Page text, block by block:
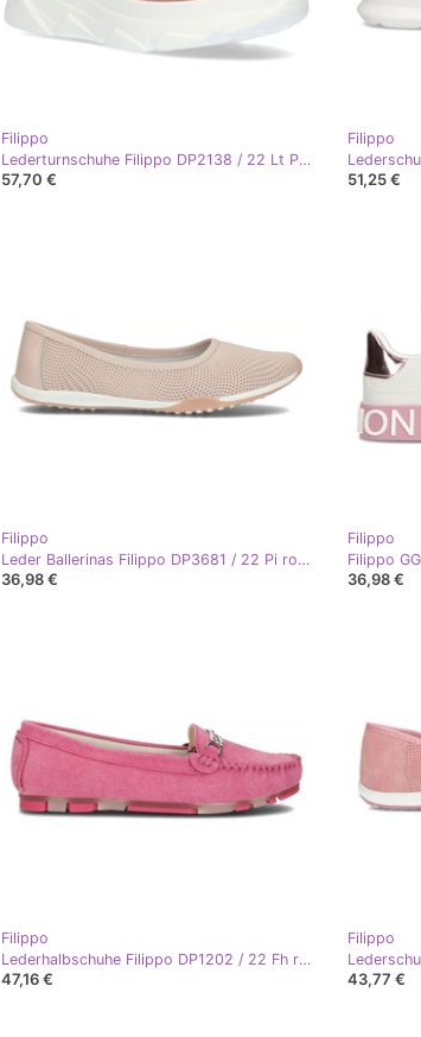
Filippo
Lederturnschuhe Filippo DP2138 / 22 Lt Pi rosa
57,70 €
Filippo
51,25 €
Filippo
Leder Ballerinas Filippo DP3681 / 22 Pi rosa
36,98 €
Filippo
36,98 €
Filippo
Lederhalbschuhe Filippo DP1202 / 22 Fh rosa
47,16 €
Filippo
43,77 €